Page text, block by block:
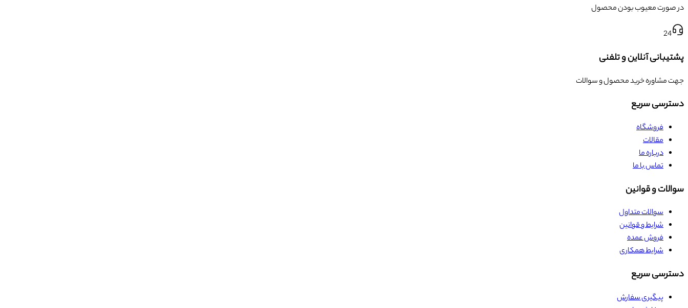
در صورت معیوب بودن محصول
24
پشتیبانی آنلاین و تلفنی
جهت مشاوره خرید محصول و سوالات
دسترسی سریع
فروشگاه
مقالات
درباره ما
تماس با ما
سوالات و قوانین
سوالات متداول
شرایط و قوانین
فروش عمده
شرایط همکاری
دسترسی سریع
پیگیری سفارش